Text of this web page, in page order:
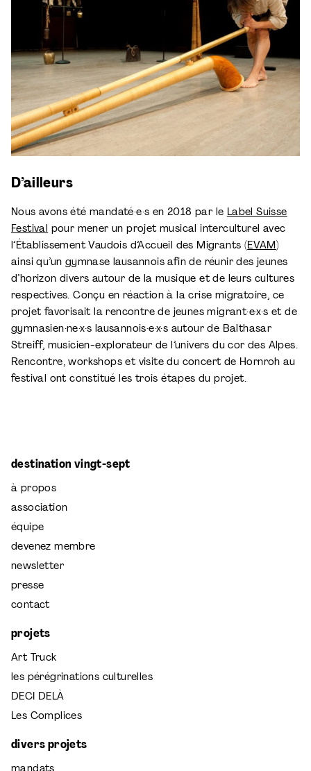
D’ailleurs
Nous avons été mandaté·e·s en 2018 par le Label Suisse
Festival pour mener un projet musical interculturel avec
l’Établissement Vaudois d’Accueil des Migrants (EVAM)
ainsi qu’un gymnase lausannois afin de réunir des jeunes
d’horizon divers autour de la musique et de leurs cultures
respectives. Conçu en réaction à la crise migratoire, ce
projet favorisait la rencontre de jeunes migrant·e·x·s et de
gymnasien·ne·x·s lausannois·e·x·s autour de Balthasar
Streiff, musicien-explorateur de l’univers du cor des Alpes.
Rencontre, workshops et visite du concert de Hornroh au
festival ont constitué les trois étapes du projet.
destination vingt-sept
à propos
association
équipe
devenez membre
newsletter
presse
contact
projets
Art Truck
les pérégrinations culturelles
DECI DELÀ
Les Complices
divers projets
mandats